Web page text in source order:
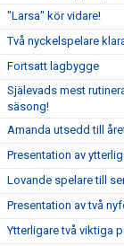
"Larsa" kör vidare!
Två nyckelspelare
Fortsatt lagbygge
Själevads mest
säsong!
Amanda utsedd till
Presentation av
Lovande spelare till
Presentation av två
Ytterligare två viktiga